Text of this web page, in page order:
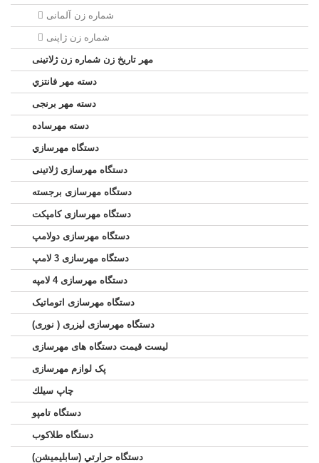
شماره زن آلمانی
شماره زن ژاپنی
مهر تاریخ زن شماره زن ژلاتینی
دسته مهر فانتزي
دسته مهر برنجی
دسته مهرساده
دستگاه مهرسازي
دستگاه مهرسازی ژلاتینی
دستگاه مهرسازی برجسته
دستگاه مهرسازی کامپکت
دستگاه مهرسازی دولامپ
دستگاه مهرسازی 3 لامپ
دستگاه مهرسازی 4 لامپه
دستگاه مهرسازی اتوماتیک
دستگاه مهرسازی لیزری ( نوری)
لیست قیمت دستگاه های مهرسازی
پک لوازم مهرسازی
چاپ سيلك
دستگاه تامپو
دستگاه طلاکوب
دستگاه حرارتي (سابليميشن)